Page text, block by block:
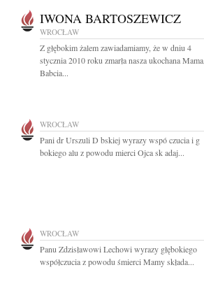
IWONA BARTOSZEWICZ
WROCŁAW
Z głębokim żalem zawiadamiamy, że w dniu 4
stycznia 2010 roku zmarła nasza ukochana Mama,
Babcia...
WROCŁAW
Pani dr Urszuli D bskiej wyrazy wspó czucia i g
bokiego alu z powodu mierci Ojca sk adaj...
WROCŁAW
Panu Zdzisławowi Lechowi wyrazy głębokiego
współczucia z powodu śmierci Mamy składa...